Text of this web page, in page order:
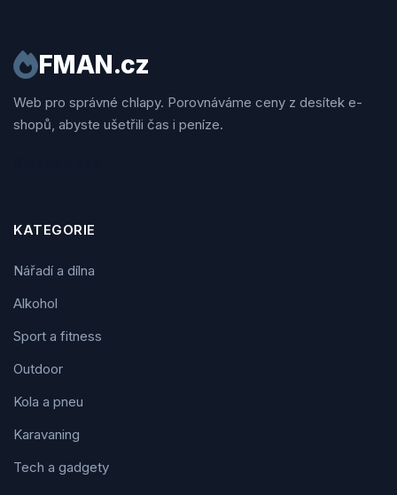
FMAN.cz
Web pro správné chlapy. Porovnáváme ceny z desítek e-
shopů, abyste ušetřili čas i peníze.
KATEGORIE
Nářadí a dílna
Alkohol
Sport a fitness
Outdoor
Kola a pneu
Karavaning
Tech a gadgety